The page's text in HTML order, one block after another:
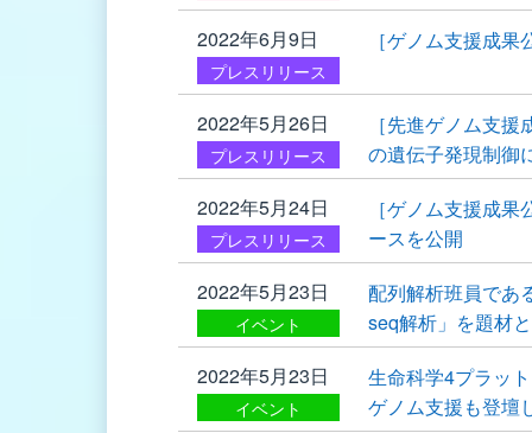
2022年6月9日
プレスリリース
［ゲノム支援成
2022年5月26日
プレスリリース
［先進ゲノム支
の遺伝子発現制御
2022年5月24日
プレスリリース
［ゲノム支援成
ースを公開
2022年5月23日
イベント
配列解析班員であ
seq解析」を題材
2022年5月23日
イベント
生命科学4プラッ
ゲノム支援も登壇